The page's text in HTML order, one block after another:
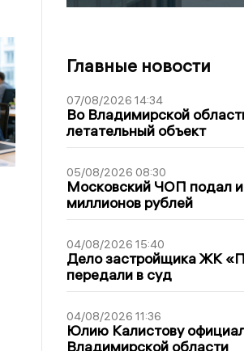
Главные новости
07/08/2026 14:34
Во Владимирской
летательный объект
05/08/2026 08:30
Московский ЧОП подал
миллионов рублей
04/08/2026 15:40
Дело застройщика ЖК
передали в суд
04/08/2026 11:36
Юлию Калистову
Владимирской области